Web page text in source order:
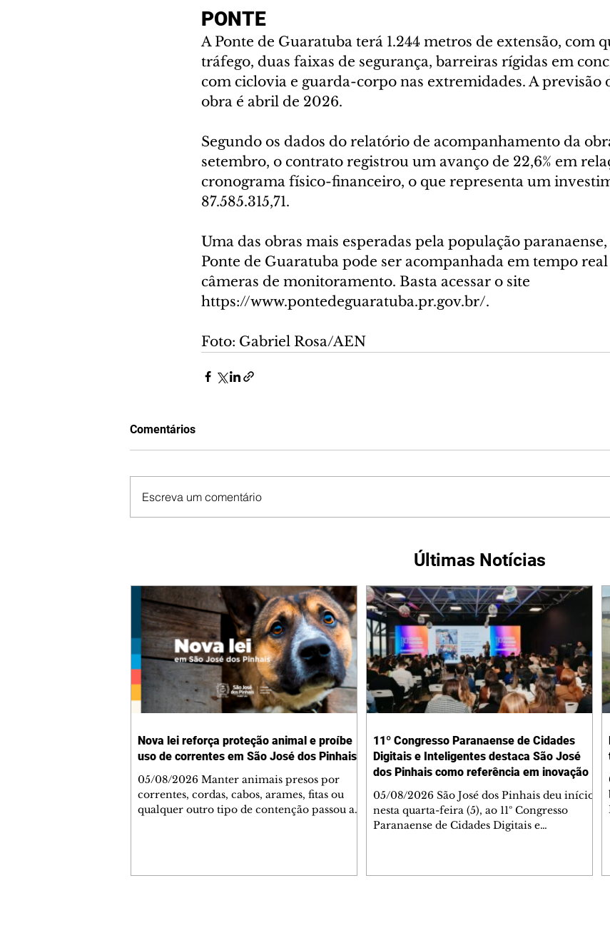
PONTE
A Ponte de Guaratuba terá 1.244 metros de extensão, com
tráfego, duas faixas de segurança, barreiras rígidas em
com ciclovia e guarda-corpo nas extremidades. A previsão
obra é abril de 2026.
Segundo os dados do relatório de acompanhamento da
setembro, o contrato registrou um avanço de 22,6% em
cronograma físico-financeiro, o que representa um
87.585.315,71.
Uma das obras mais esperadas pela população
Ponte de Guaratuba pode ser acompanhada em tempo
câmeras de monitoramento. Basta acessar o site
https://www.pontedeguaratuba.pr.gov.br/.
Foto: Gabriel Rosa/AEN
Comentários
Escreva um comentário
Últimas Notícias
Nova lei reforça proteção animal e proíbe
uso de correntes em São José dos Pinhais
05/08/2026 Manter animais presos por
correntes, cordas, cabos, arames, fitas ou
qualquer outro tipo de contenção passou a
11º Congresso Paranaense de Cidades
Digitais e Inteligentes destaca São José
dos Pinhais como referência em inovação
05/08/2026 São José dos Pinhais deu início,
nesta quarta-feira (5), ao 11º Congresso
Paranaense de Cidades Digitais e